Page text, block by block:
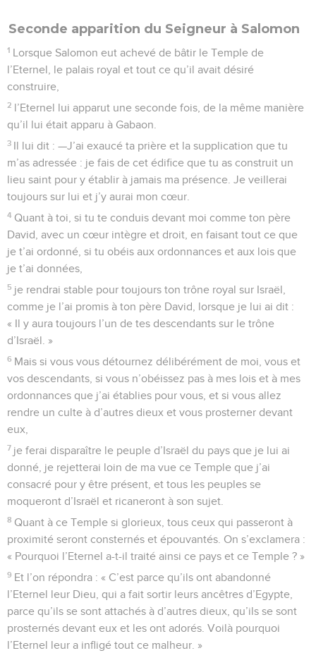
Seconde apparition du Seigneur à Salomon
1 Lorsque Salomon eut achevé de bâtir le Temple de
l’Eternel, le palais royal et tout ce qu’il avait désiré
construire,
2 l’Eternel lui apparut une seconde fois, de la même manière
qu’il lui était apparu à Gabaon.
3 Il lui dit : —J’ai exaucé ta prière et la supplication que tu
m’as adressée : je fais de cet édifice que tu as construit un
lieu saint pour y établir à jamais ma présence. Je veillerai
toujours sur lui et j’y aurai mon cœur.
4 Quant à toi, si tu te conduis devant moi comme ton père
David, avec un cœur intègre et droit, en faisant tout ce que
je t’ai ordonné, si tu obéis aux ordonnances et aux lois que
je t’ai données,
5 je rendrai stable pour toujours ton trône royal sur Israël,
comme je l’ai promis à ton père David, lorsque je lui ai dit :
« Il y aura toujours l’un de tes descendants sur le trône
d’Israël. »
6 Mais si vous vous détournez délibérément de moi, vous et
vos descendants, si vous n’obéissez pas à mes lois et à mes
ordonnances que j’ai établies pour vous, et si vous allez
rendre un culte à d’autres dieux et vous prosterner devant
eux,
7 je ferai disparaître le peuple d’Israël du pays que je lui ai
donné, je rejetterai loin de ma vue ce Temple que j’ai
consacré pour y être présent, et tous les peuples se
moqueront d’Israël et ricaneront à son sujet.
8 Quant à ce Temple si glorieux, tous ceux qui passeront à
proximité seront consternés et épouvantés. On s’exclamera :
« Pourquoi l’Eternel a-t-il traité ainsi ce pays et ce Temple ? »
9 Et l’on répondra : « C’est parce qu’ils ont abandonné
l’Eternel leur Dieu, qui a fait sortir leurs ancêtres d’Egypte,
parce qu’ils se sont attachés à d’autres dieux, qu’ils se sont
prosternés devant eux et les ont adorés. Voilà pourquoi
l’Eternel leur a infligé tout ce malheur. »